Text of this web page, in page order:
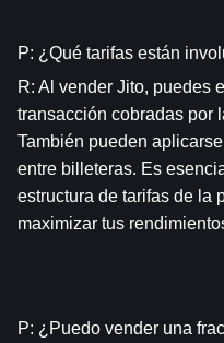
P: ¿Qué tarifas están
R: Al vender Jito, puedes
transacción cobradas por
También pueden
entre billeteras. Es
estructura de tarifas de la
maximizar tus
P: ¿Puedo vender una